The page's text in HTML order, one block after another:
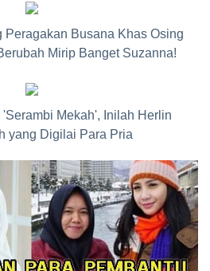
Busana Khas Osing
Mirip Banget Suzanna!
Mekah', Inilah Herlin
yang Digilai Para Pria